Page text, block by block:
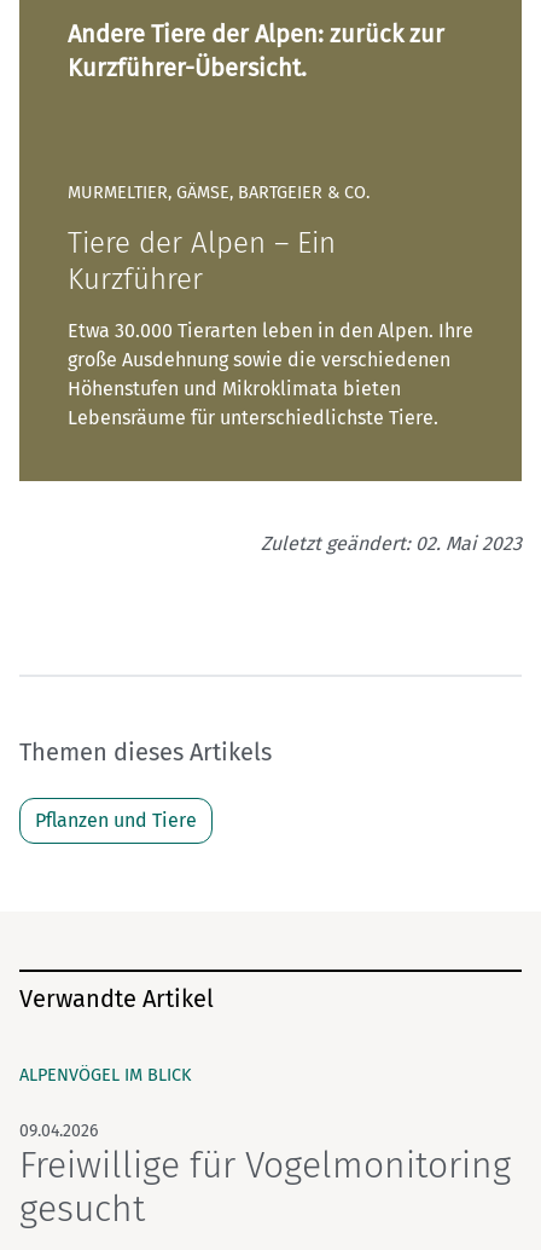
Andere Tiere der Alpen: zurück zur
Kurzführer-Übersicht.
MURMELTIER, GÄMSE, BARTGEIER & CO.
Tiere der Alpen – Ein
Kurzführer
Etwa 30.000 Tierarten leben in den Alpen. Ihre
große Ausdehnung sowie die verschiedenen
Höhenstufen und Mikroklimata bieten
Lebensräume für unterschiedlichste Tiere.
Zuletzt geändert: 02. Mai 2023
Themen dieses Artikels
Pflanzen und Tiere
Verwandte Artikel
ALPENVÖGEL IM BLICK
09.04.2026
Freiwillige für Vogelmonitoring
gesucht